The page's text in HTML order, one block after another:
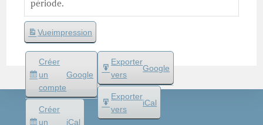
période.
Créer
un
compte
Google
Créer
un
iCal
Vueimpression
Exporter
vers
Google
Exporter
vers
iCal